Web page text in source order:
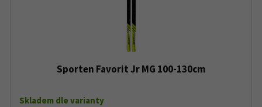
Sporten Favorit Jr MG 100-130cm
Skladem dle varianty